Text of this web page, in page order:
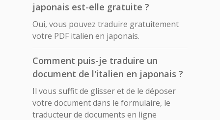
japonais est-elle gratuite ?
Oui, vous pouvez traduire gratuitement
votre PDF italien en japonais.
Comment puis-je traduire un
document de l'italien en japonais ?
Il vous suffit de glisser et de le déposer
votre document dans le formulaire, le
traducteur de documents en ligne